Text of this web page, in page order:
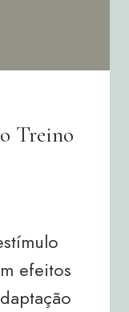
Treino
efeitos